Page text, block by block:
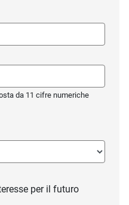
da 11 cifre numeriche
per il futuro